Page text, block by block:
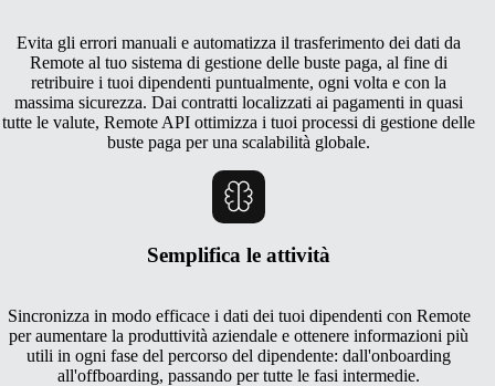
Evita gli errori manuali e automatizza il trasferimento dei dati da
Remote al tuo sistema di gestione delle buste paga, al fine di
retribuire i tuoi dipendenti puntualmente, ogni volta e con la
massima sicurezza. Dai contratti localizzati ai pagamenti in quasi
tutte le valute, Remote API ottimizza i tuoi processi di gestione delle
buste paga per una scalabilità globale.
Semplifica le attività
Sincronizza in modo efficace i dati dei tuoi dipendenti con Remote
per aumentare la produttività aziendale e ottenere informazioni più
utili in ogni fase del percorso del dipendente: dall'onboarding
all'offboarding, passando per tutte le fasi intermedie.